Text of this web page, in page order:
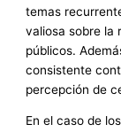
temas
valiosa sobre la
públicos.
consistente
percepción de
En el caso de